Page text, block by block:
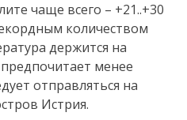
чаще всего – +21..+30
количеством
держится на
менее
отправляться на
Истрия.